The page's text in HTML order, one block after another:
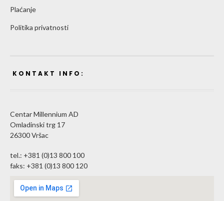
Plaćanje
Politika privatnosti
KONTAKT INFO:
Centar Millennium AD
Omladinski trg 17
26300 Vršac
tel.: +381 (0)13 800 100
faks: +381 (0)13 800 120